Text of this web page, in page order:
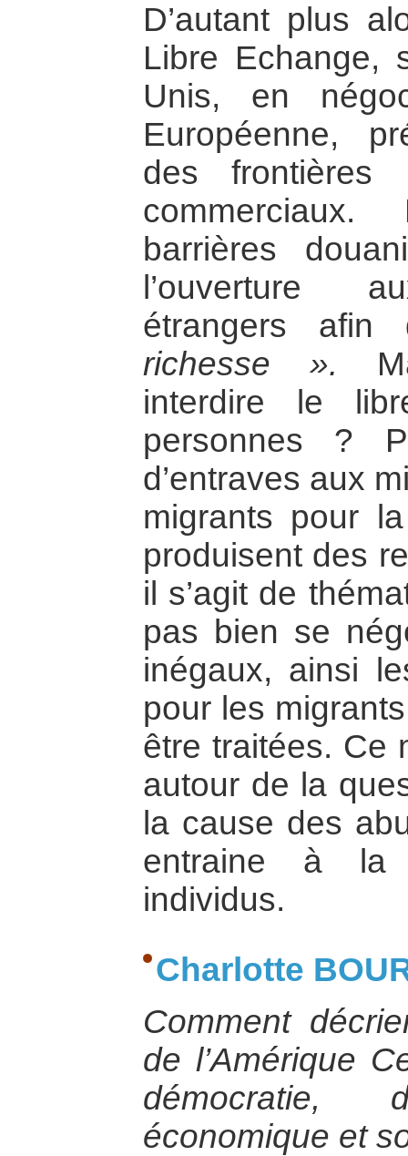
D’autant plus
Libre Echange,
Unis, en
Européenne,
des frontières
barrières
l’ouverture
étrangers
richesse ».
interdire le
personnes ?
d’entraves aux
migrants pour
produisent des
il s’agit de
pas bien se
inégaux, ainsi
pour les
être traitées. Ce
autour de la
la cause des
entraine à la
individus.
Charlotte
Comment
de l’Amérique
démocratie,
économique et